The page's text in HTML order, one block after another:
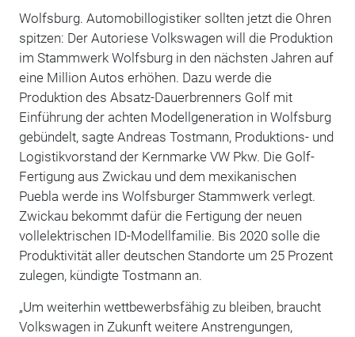
Wolfsburg. Automobillogistiker sollten jetzt die Ohren
spitzen: Der Autoriese Volkswagen will die Produktion
im Stammwerk Wolfsburg in den nächsten Jahren auf
eine Million Autos erhöhen. Dazu werde die
Produktion des Absatz-Dauerbrenners Golf mit
Einführung der achten Modellgeneration in Wolfsburg
gebündelt, sagte Andreas Tostmann, Produktions- und
Logistikvorstand der Kernmarke VW Pkw. Die Golf-
Fertigung aus Zwickau und dem mexikanischen
Puebla werde ins Wolfsburger Stammwerk verlegt.
Zwickau bekommt dafür die Fertigung der neuen
vollelektrischen ID-Modellfamilie. Bis 2020 solle die
Produktivität aller deutschen Standorte um 25 Prozent
zulegen, kündigte Tostmann an.
„Um weiterhin wettbewerbsfähig zu bleiben, braucht
Volkswagen in Zukunft weitere Anstrengungen,